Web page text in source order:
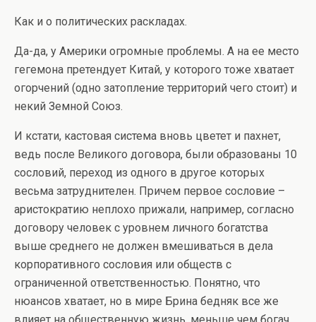
Как и о политических раскладах.
Да-да, у Америки огромные проблемы. А на ее место
гегемона претендует Китай, у которого тоже хватает
огорчений (одно затопление территорий чего стоит) и
некий Земной Союз.
И кстати, кастовая система вновь цветет и пахнет,
ведь после Великого договора, были образованы 10
сословий, переход из одного в другое которых
весьма затруднителен. Причем первое сословие –
аристократию неплохо прижали, например, согласно
договору человек с уровнем личного богатства
выше среднего не должен вмешиваться в дела
корпоративного сословия или обществ с
ограниченной ответственностью. Понятно, что
нюансов хватает, но в мире Брина бедняк все же